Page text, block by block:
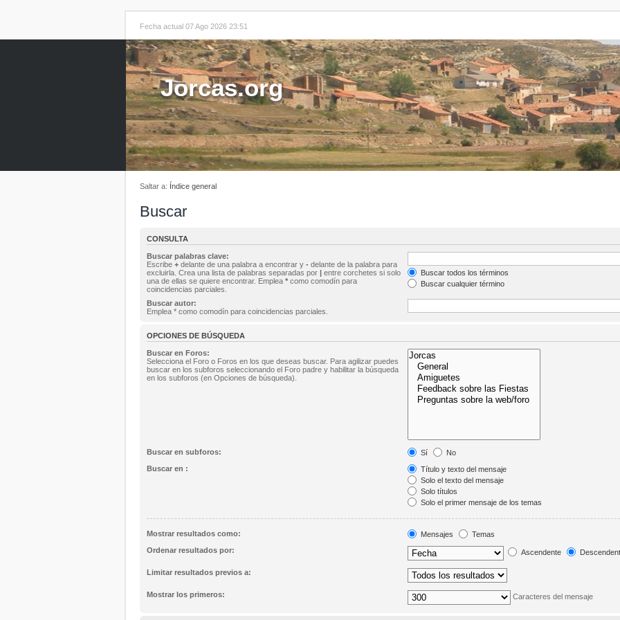
Fecha actual 07 Ago 2026 23:51
Jorcas.org
Saltar a: Índice general
Buscar
CONSULTA
Buscar palabras clave:
Escribe + delante de una palabra a encontrar y - delante de la palabra para
excluirla. Crea una lista de palabras separadas por | entre corchetes si solo
una de ellas se quiere encontrar. Emplea * como comodín para
coincidencias parciales.
Buscar todos los términos
Buscar cualquier término
Buscar autor:
Emplea * como comodín para coincidencias parciales.
OPCIONES DE BÚSQUEDA
Buscar en Foros:
Selecciona el Foro o Foros en los que deseas buscar. Para agilizar puedes
buscar en los subforos seleccionando el Foro padre y habilitar la búsqueda
en los subforos (en Opciones de búsqueda).
Buscar en subforos: Sí
No
Buscar en :
Título y texto del mensaje
Solo el texto del mensaje
Solo títulos
Solo el primer mensaje de los temas
Mostrar resultados como: Mensajes
Temas
Ordenar resultados por:
Ascendente
Limitar resultados previos a:
Mostrar los primeros: Caracteres del mensaje